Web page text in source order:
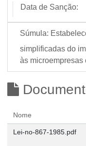
Data de Sanção:
Súmula:
simplificadas do
às microempresas
Nome
Lei-no-867-1985.pdf